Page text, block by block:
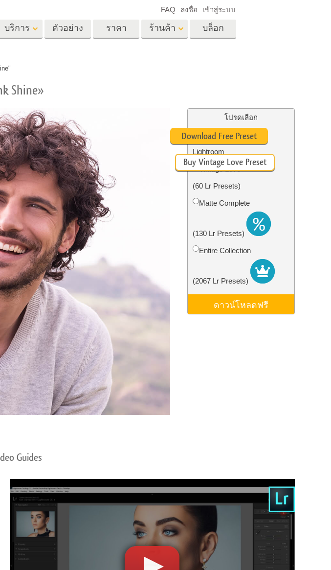
บริการ
ร้างโดย AI การจัดการรูปภาพ ถ่ายรูปเป็นบริการ
องประดับ ข้อมูลการฝึกอบรม AI Video Editing Services
ตัวอย่าง ราคา ร้านค้า
ลเลกชัน
ลเลกชัน
คำเชิญงานแต่งงาน
คำเชิญวันเกิดของเด็ก
บล็อก
FAQ ลงชื่อ เข้าสู่ระบบ
Shine»
โปรดเลือก
#10 Preset Vintage
Lightroom
Vintage Love
(60 Lr Presets)
Matte Complete
(130 Lr Presets)
Entire Collection
(2067 Lr Presets)
ดาวน์โหลดฟรี
Download Free Preset
Buy Vintage Love Preset
Guides